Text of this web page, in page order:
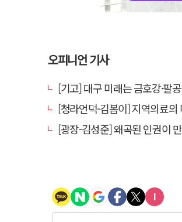
오피니언 기사
[기고] 대구 미래는 금호강·팔
[청라언덕-김봄이] 지역의료의
[광장-김성준] 왜곡된 인권이